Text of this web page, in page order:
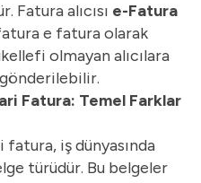
Fatura alıcısı e-Fatura
e fatura olarak
olmayan alıcılara
Fatura: Temel Farklar
iş dünyasında
türüdür. Bu belgeler